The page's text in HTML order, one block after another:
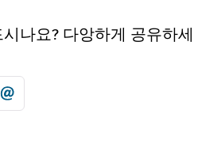
나요? 다앙하게 공유하세